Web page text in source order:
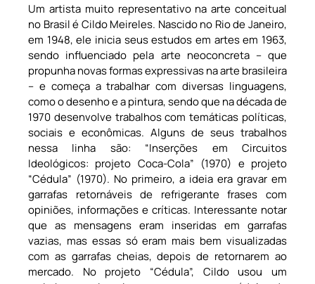
Um artista muito representativo na arte conceitual
no Brasil é Cildo Meireles. Nascido no Rio de Janeiro,
em 1948, ele inicia seus estudos em artes em 1963,
sendo influenciado pela arte neoconcreta – que
propunha novas formas expressivas na arte brasileira
– e começa a trabalhar com diversas linguagens,
como o desenho e a pintura, sendo que na década de
1970 desenvolve trabalhos com temáticas políticas,
sociais e econômicas. Alguns de seus trabalhos
nessa linha são: “Inserções em Circuitos
Ideológicos: projeto Coca-Cola” (1970) e projeto
“Cédula” (1970). No primeiro, a ideia era gravar em
garrafas retornáveis de refrigerante frases com
opiniões, informações e críticas. Interessante notar
que as mensagens eram inseridas em garrafas
vazias, mas essas só eram mais bem visualizadas
com as garrafas cheias, depois de retornarem ao
mercado. No projeto “Cédula”, Cildo usou um